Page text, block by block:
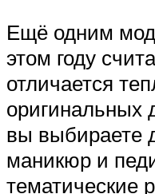
Ещё одним
этом году
отличается
оригинальных
вы выбираете
маникюр и
тематические